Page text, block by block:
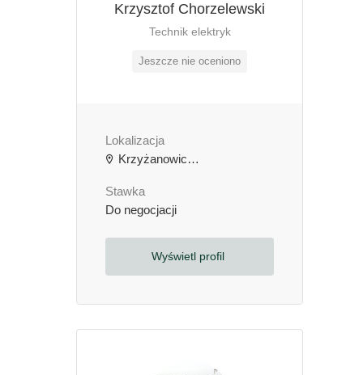
Krzysztof Chorzelewski
Technik elektryk
Jeszcze nie oceniono
Lokalizacja
Krzyżanowice, Polska
Stawka
Do negocjacji
Wyświetl profil